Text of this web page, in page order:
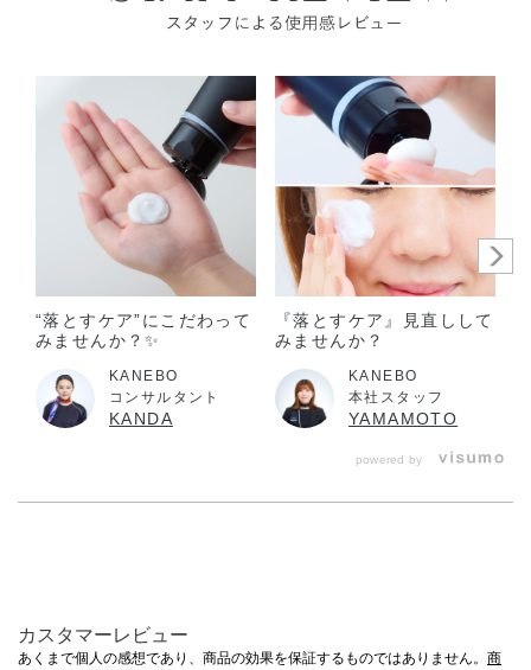
があらわれた場合。
とがありますので、皮フ科医にご相談されることをおすすめ
します。
目に入らないように注意し、入った時は、すぐに充分洗い流
してください。異常が残る場合は、眼科医に相談してくださ
コンタクトレンズをご使用の方は、レンズをはずしてからお
使いください。
子供や認知症の方などの誤飲・誤食等を防ぐため、置き場所
にご注意ください。
ご使用後はキャップをきちんとしめてください。
極端に温度の高い所や低い所、直射日光のあたる場所には、
“落とすケア”にこだわって
みませんか？✨
KANEBO
コンサルタント
KANDA
『落とすケア』見直しして
みませんか？
KANEBO
本社スタッフ
YAMAMOTO
powered by
カスタマーレビュー
あくまで個人の感想であり、商品の効果を保証するものではありません。 商